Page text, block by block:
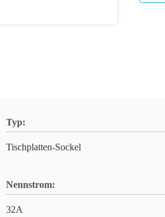
Typ:
Tischplatten-Sockel
Nennstrom:
32A